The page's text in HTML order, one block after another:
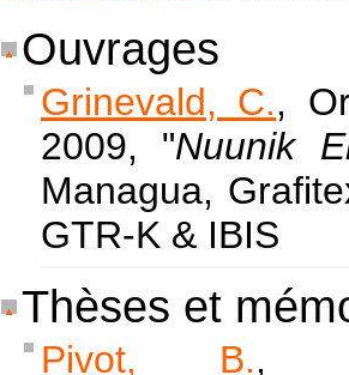
Ouvrages
Grinevald, C.,
2009, "Nuunik
Managua,
GTR-K & IBIS
Thèses et
Pivot, B.,